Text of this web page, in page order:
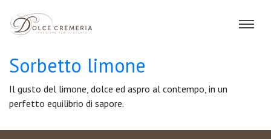
Sorbetto limone
Il gusto del limone, dolce ed aspro al contempo, in un
perfetto equilibrio di sapore.